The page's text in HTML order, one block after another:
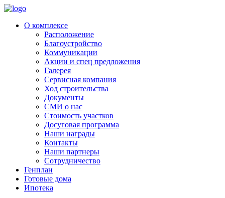
О комплексе
Расположение
Благоустройство
Коммуникации
Акции и спец предложения
Галерея
Сервисная компания
Ход строительства
Документы
СМИ о нас
Стоимость участков
Досуговая программа
Наши награды
Контакты
Наши партнеры
Сотрудничество
Генплан
Готовые дома
Ипотека